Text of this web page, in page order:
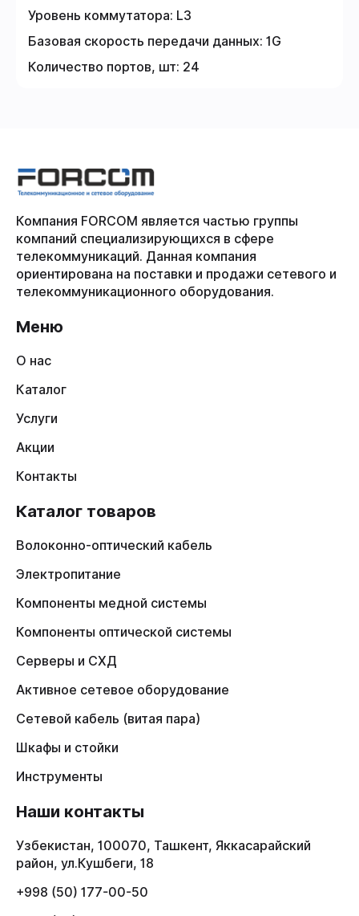
Уровень коммутатора: L3
Базовая скорость передачи данных: 1G
Количество портов, шт: 24
Компания FORCOM является частью группы
компаний специализирующихся в сфере
телекоммуникаций. Данная компания
ориентирована на поставки и продажи сетевого и
телекоммуникационного оборудования.
Меню
О нас
Каталог
Услуги
Акции
Контакты
Каталог товаров
Волоконно-оптический кабель
Электропитание
Компоненты медной системы
Компоненты оптической системы
Серверы и СХД
Активное сетевое оборудование
Сетевой кабель (витая пара)
Шкафы и стойки
Инструменты
Наши контакты
Узбекистан, 100070, Ташкент, Яккасарайский
район, ул.Кушбеги, 18
+998 (50) 177-00-50